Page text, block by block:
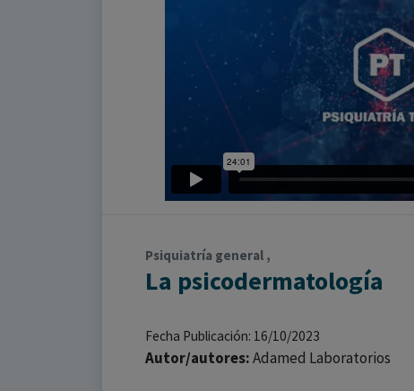
Psiquiatría general ,
La psicodermatología
Fecha Publicación: 16/10/2023
Autor/autores:Adamed Laboratorios